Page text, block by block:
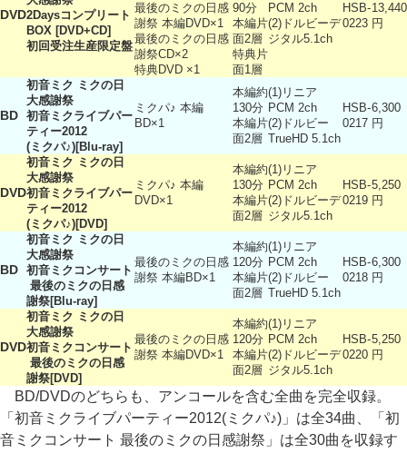
DVD2Daysコンプリート
BOX [DVD+CD]
初回受注生産限定盤
最後のミクの日感
謝祭 本編DVD×1
最後のミクの日感
謝祭CD×2
特典DVD ×1
90分
本編片
面2層
特典片
面1層
PCM 2ch
(2)ドルビーデ
ジタル5.1ch
HSB-
0223
13,440
円
BD
初音ミク ミクの日
大感謝祭
初音ミクライブパー
ティー2012
(ミクパ♪)[Blu-ray]
ミクパ♪ 本編
BD×1
本編約
130分
本編片
面2層
(1)リニア
PCM 2ch
(2)ドルビー
TrueHD 5.1ch
HSB-
0217
6,300
円
DVD
初音ミク ミクの日
大感謝祭
初音ミクライブパー
ティー2012
(ミクパ♪)[DVD]
ミクパ♪ 本編
DVD×1
本編約
130分
本編片
面2層
(1)リニア
PCM 2ch
(2)ドルビーデ
ジタル5.1ch
HSB-
0219
5,250
円
BD
初音ミク ミクの日
大感謝祭
初音ミクコンサート
最後のミクの日感
謝祭[Blu-ray]
最後のミクの日感
謝祭 本編BD×1
本編約
120分
本編片
面2層
(1)リニア
PCM 2ch
(2)ドルビー
TrueHD 5.1ch
HSB-
0218
6,300
円
DVD
初音ミク ミクの日
大感謝祭
初音ミクコンサート
最後のミクの日感
謝祭[DVD]
最後のミクの日感
謝祭 本編DVD×1
本編約
120分
本編片
面2層
(1)リニア
PCM 2ch
(2)ドルビーデ
ジタル5.1ch
HSB-
0220
5,250
円
BD/DVDのどちらも、アンコールを含む全曲を完全収録。
「初音ミクライブパーティー2012(ミクパ♪)」は全34曲、「初
音ミクコンサート 最後のミクの日感謝祭」は全30曲を収録す